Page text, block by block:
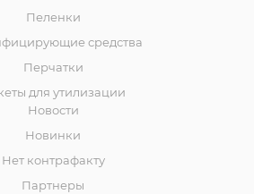
Пеленки
средства
Перчатки
для утилизации
Новости
Новинки
Нет контрафакту
Партнеры